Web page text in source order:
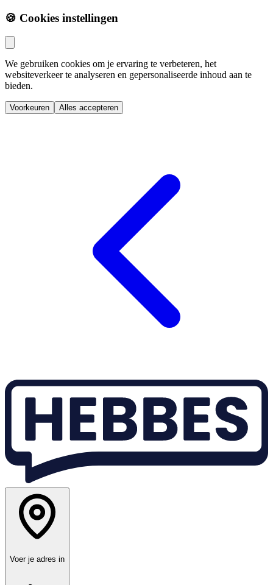
🍪 Cookies instellingen
We gebruiken cookies om je ervaring te verbeteren, het
websiteverkeer te analyseren en gepersonaliseerde inhoud aan te
bieden.
Voorkeuren Alles accepteren
Voer je adres in